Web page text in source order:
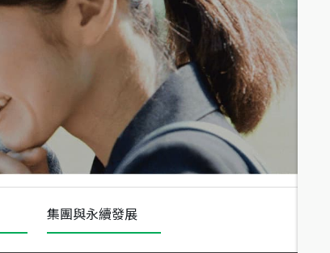
490萬
1,808萬
集團與永續發展